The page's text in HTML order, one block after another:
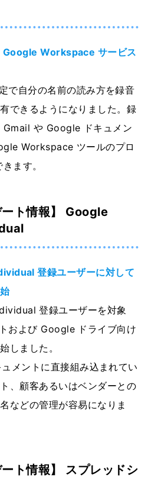
Google Workspace サービス
で自分の名前の読み方を録音
できるようになりました。録
Gmail や Google ドキュメン
Workspace ツールのプロ
ます。
ート情報】 Google
登録ユーザーに対して
登録ユーザーを対象
および Google ドライブ向け
しました。
メントに直接組み込まれてい
、顧客あるいはベンダーとの
などの管理が容易になりま
ート情報】 スプレッドシ